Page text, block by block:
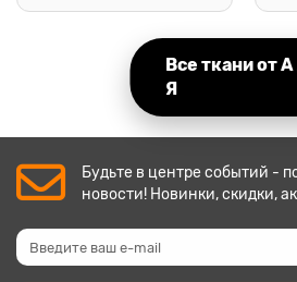
Все ткани от
Я
Будьте в центре событий -
новости! Новинки, скидки,